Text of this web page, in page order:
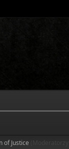
of Justice (Moderatorzy: